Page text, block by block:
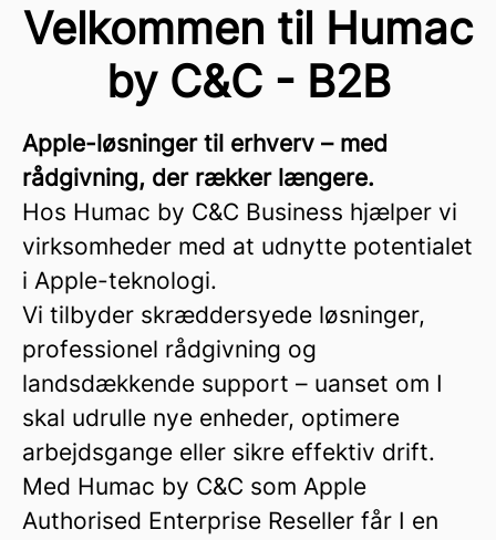
Velkommen til Humac
by C&C - B2B
Apple-løsninger til erhverv – med
rådgivning, der rækker længere.
Hos Humac by C&C Business hjælper vi
virksomheder med at udnytte potentialet
i Apple-teknologi.
Vi tilbyder skræddersyede løsninger,
professionel rådgivning og
landsdækkende support – uanset om I
skal udrulle nye enheder, optimere
arbejdsgange eller sikre effektiv drift.
Med Humac by C&C som Apple
Authorised Enterprise Reseller får I en